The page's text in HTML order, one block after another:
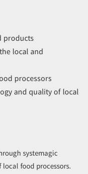
products
local and
processors
and quality of local
systemagic
food processors.